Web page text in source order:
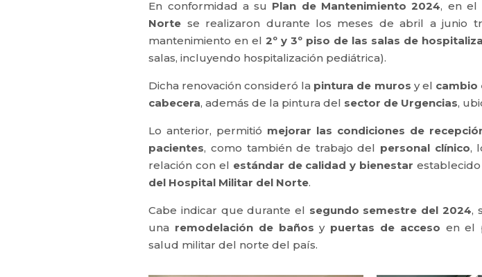
En conformidad a su Plan de Mantenimiento 2024, en el
Norte se realizaron durante los meses de abril a junio
mantenimiento en el2º y 3º piso de las salas de
salas, incluyendo hospitalización pediátrica).
Dicha renovación consideró la pintura de muros y el cambio
cabecera, además de la pintura del sector de Urgencias,
Lo anterior, permitió mejorar las condiciones de
pacientes, como también de trabajo del personal clínico,
relación con el estándar de calidad y bienestar
del Hospital Militar del Norte.
Cabe indicar que durante el segundo semestre del 2024,
una remodelación de baños y puertas de acceso en el
salud militar del norte del país.